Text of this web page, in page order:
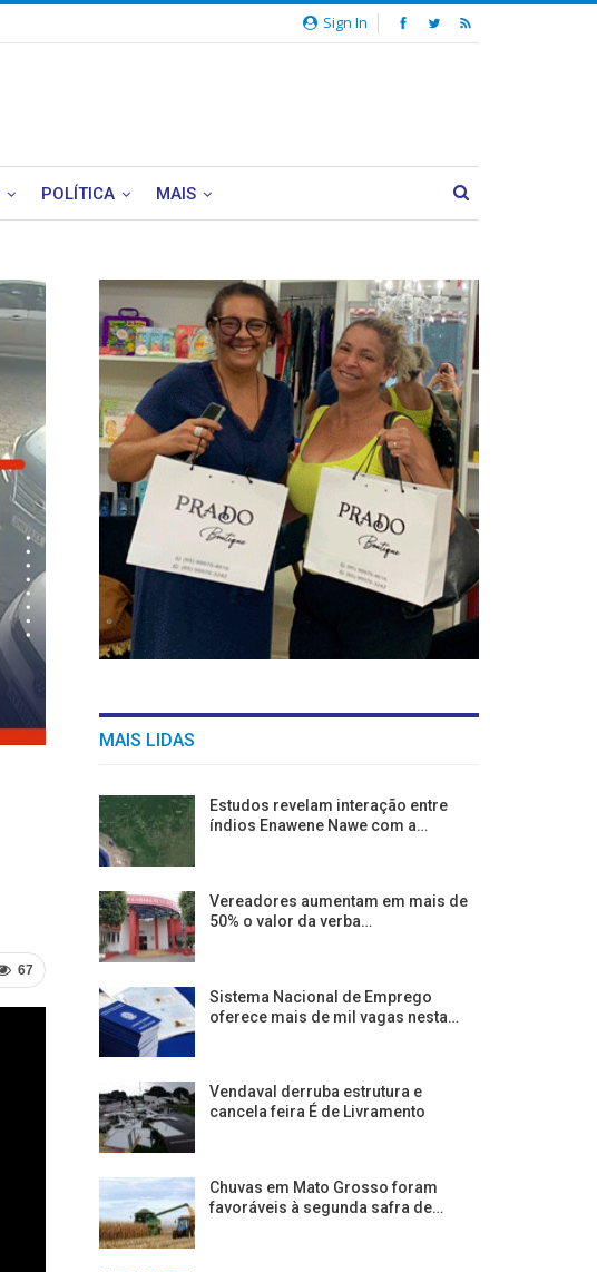
Sign In
POLÍTICA MAIS
67
MAIS LIDAS
Estudos revelam interação entre
índios Enawene Nawe com a…
Vereadores aumentam em mais de
50% o valor da verba…
Sistema Nacional de Emprego
oferece mais de mil vagas nesta…
Vendaval derruba estrutura e
cancela feira É de Livramento
Chuvas em Mato Grosso foram
favoráveis à segunda safra de…